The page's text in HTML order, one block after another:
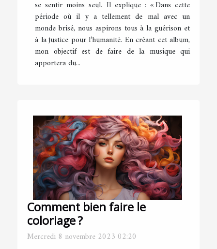
se sentir moins seul. Il explique : « Dans cette
période où il y a tellement de mal avec un
monde brisé, nous aspirons tous à la guérison et
à la justice pour l’humanité. En créant cet album,
mon objectif est de faire de la musique qui
apportera du...
Comment bien faire le
coloriage ?
Mercredi 8 novembre 2023 02:20